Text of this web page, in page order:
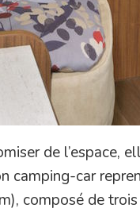
de l’espace,
camping-car
composé de